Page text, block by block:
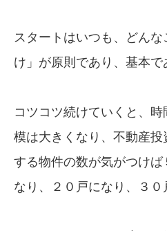
スタートはいつも、どん
け」が原則であり、基本で
コツコツ続けていくと、
模は大きくなり、不動産
する物件の数が気がつけ
なり、２０戸になり、３０